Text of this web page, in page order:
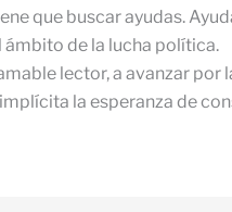
que buscar ayudas.
ámbito de la lucha política.
lector, a avanzar
la esperanza de